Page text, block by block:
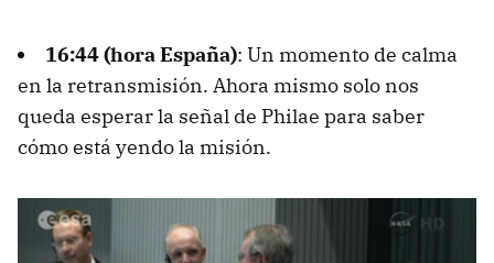
16:44 (hora España): Un momento de calma
en la retransmisión. Ahora mismo solo nos
queda esperar la señal de Philae para saber
cómo está yendo la misión.